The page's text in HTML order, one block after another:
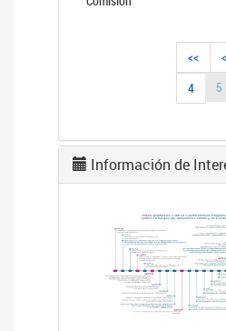
<< <
4
5
Información de